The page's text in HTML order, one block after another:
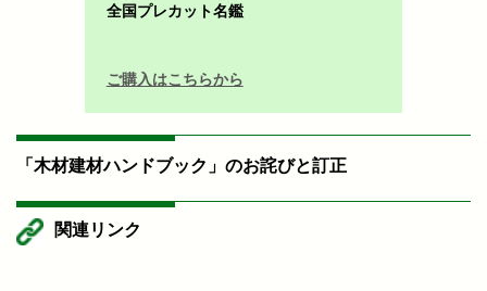
全国プレカット名鑑
ご購入はこちらから
「木材建材ハンドブック」のお詫びと訂正
関連リンク